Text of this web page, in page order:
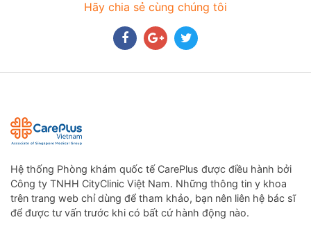
Hãy chia sẻ cùng chúng tôi
Hệ thống Phòng khám quốc tế CarePlus được điều hành bởi
Công ty TNHH CityClinic Việt Nam. Những thông tin y khoa
trên trang web chỉ dùng để tham khảo, bạn nên liên hệ bác sĩ
để được tư vấn trước khi có bất cứ hành động nào.